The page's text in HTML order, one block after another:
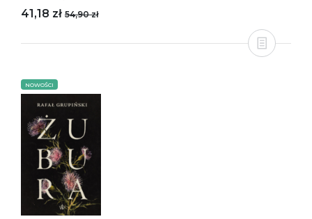
41,18 zł 54,90 zł
NOWOŚCI